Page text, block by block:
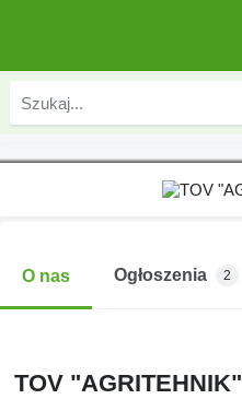
O nas Ogłoszenia 2
TOV "AGRITEHNIK"